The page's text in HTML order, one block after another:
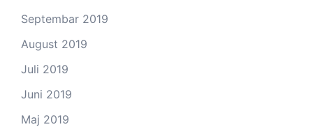
Septembar 2019
August 2019
Juli 2019
Juni 2019
Maj 2019